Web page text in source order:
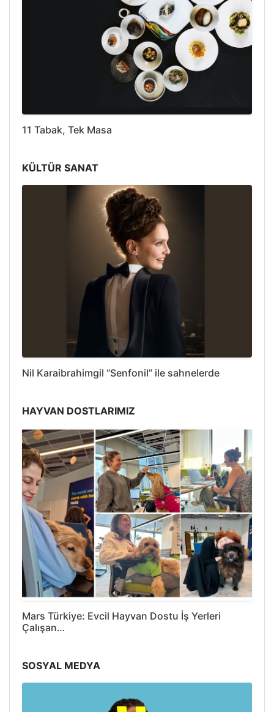
11 Tabak, Tek Masa
KÜLTÜR SANAT
Nil Karaibrahimgil “Senfonil” ile sahnelerde
HAYVAN DOSTLARIMIZ
Mars Türkiye: Evcil Hayvan Dostu İş Yerleri
Çalışan…
SOSYAL MEDYA